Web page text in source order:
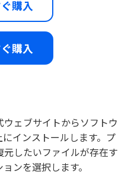
購入
購入
ェブサイトからソフトウ
インストールします。プ
したいファイルが存在す
ンを選択します。